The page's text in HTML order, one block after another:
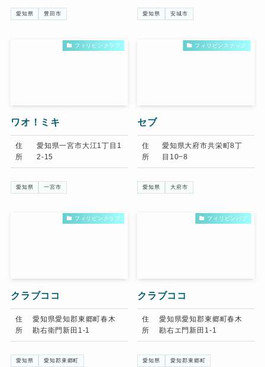
愛知県 豊田市 愛知県 安城市
フィリピンクラブ
ワオ！ミキ
住
所
愛知県一宮市大江1丁目1
2-15
愛知県 一宮市
フィリピンスナック
セブ
住
所
愛知県大府市共栄町8丁
目10−8
愛知県 大府市
フィリピンクラブ
クラブココ
住
所
愛知県愛知郡東郷町春木
勘右衛門新田1-1
愛知県 愛知郡東郷町
フィリピンパブ
クラブココ
住
所
愛知県愛知郡東郷町春木
勘右エ門新田1-1
愛知県 愛知郡東郷町